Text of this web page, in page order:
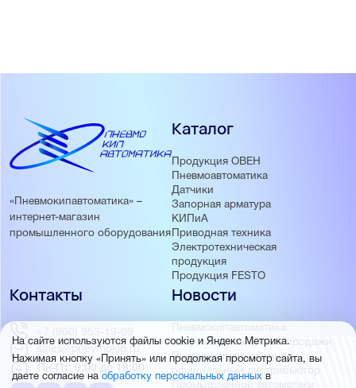
«Пневмокипавтоматика» –
интернет-магазин
промышленного оборудования
Каталог
Продукция ОВЕН
Пневмоавтоматика
Датчики
Запорная арматура
КИПиА
Приводная техника
Электротехническая
продукция
Продукция FESTO
Новости
Пневмокипавтоматика
запустила розничные продажи
Пневмокипавтоматика –
официальный дистрибьютор
Промышленной автоматики
Контакты
+7 (960) 953-19-99
sales@pnevmokip.ru
Пн-Пт: 9:00 до 18:00
На сайте используются файлы cookie и Яндекс Метрика.
Нажимая кнопку «Принять» или продолжая просмотр сайта, вы
даете согласие наобработку персональных данных в